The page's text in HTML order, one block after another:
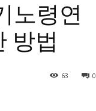
노령연
방법
0
63